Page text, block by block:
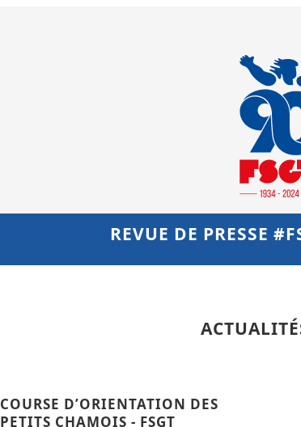
REVUE DE PRESSE
COURSE D’ORIENTATION DES
PETITS CHAMOIS - FSGT